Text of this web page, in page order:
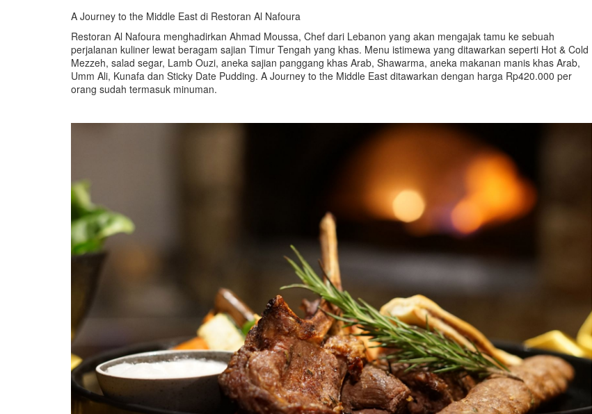
A Journey to the Middle East di Restoran Al Nafoura
Restoran Al Nafoura menghadirkan Ahmad Moussa, Chef dari Lebanon yang akan mengajak tamu ke sebuah
perjalanan kuliner lewat beragam sajian Timur Tengah yang khas. Menu istimewa yang ditawarkan seperti Hot & Cold
Mezzeh, salad segar, Lamb Ouzi, aneka sajian panggang khas Arab, Shawarma, aneka makanan manis khas Arab,
Umm Ali, Kunafa dan Sticky Date Pudding. A Journey to the Middle East ditawarkan dengan harga Rp420.000 per
orang sudah termasuk minuman.